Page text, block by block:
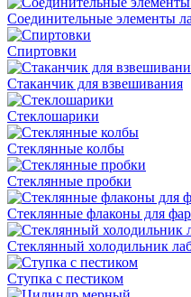
Соединительные элементы
Спиртовки
Стаканчик для взвешивания
Стеклошарики
Стеклянные колбы
Стеклянные пробки
Стеклянные флаконы для
Стеклянный холодильник
Ступка с пестиком